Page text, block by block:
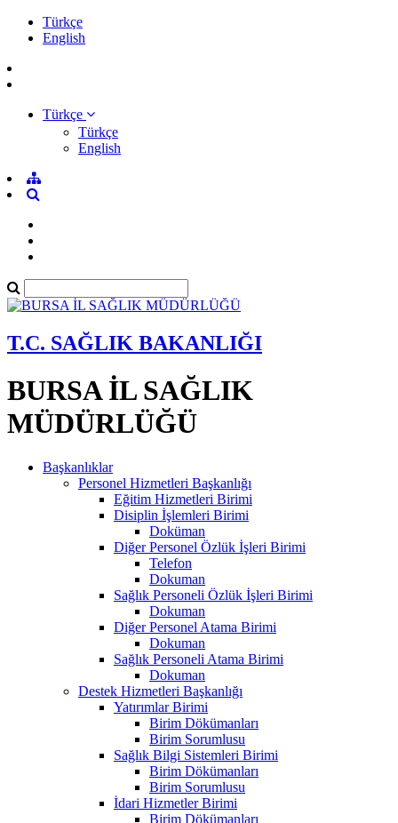
Türkçe
English
Türkçe
Türkçe
English
T.C. SAĞLIK BAKANLIĞI
BURSA İL SAĞLIK
MÜDÜRLÜĞÜ
Başkanlıklar
Personel Hizmetleri Başkanlığı
Eğitim Hizmetleri Birimi
Disiplin İşlemleri Birimi
Doküman
Diğer Personel Özlük İşleri Birimi
Telefon
Dokuman
Sağlık Personeli Özlük İşleri Birimi
Dokuman
Diğer Personel Atama Birimi
Dokuman
Sağlık Personeli Atama Birimi
Dokuman
Destek Hizmetleri Başkanlığı
Yatırımlar Birimi
Birim Dökümanları
Birim Sorumlusu
Sağlık Bilgi Sistemleri Birimi
Birim Dökümanları
Birim Sorumlusu
İdari Hizmetler Birimi
Birim Dökümanları